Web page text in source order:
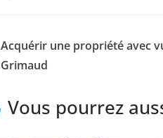
Acquérir une propriété avec
Grimaud
Vous pourrez